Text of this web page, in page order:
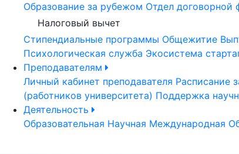
Образование за рубежом Отдел договорной
Налоговый вычет
Стипендиальные программы Общежитие
Психологическая служба Экосистема
Преподавателям
Личный кабинет преподавателя Расписание
(работников университета) Поддержка
Деятельность
Образовательная Научная Международная